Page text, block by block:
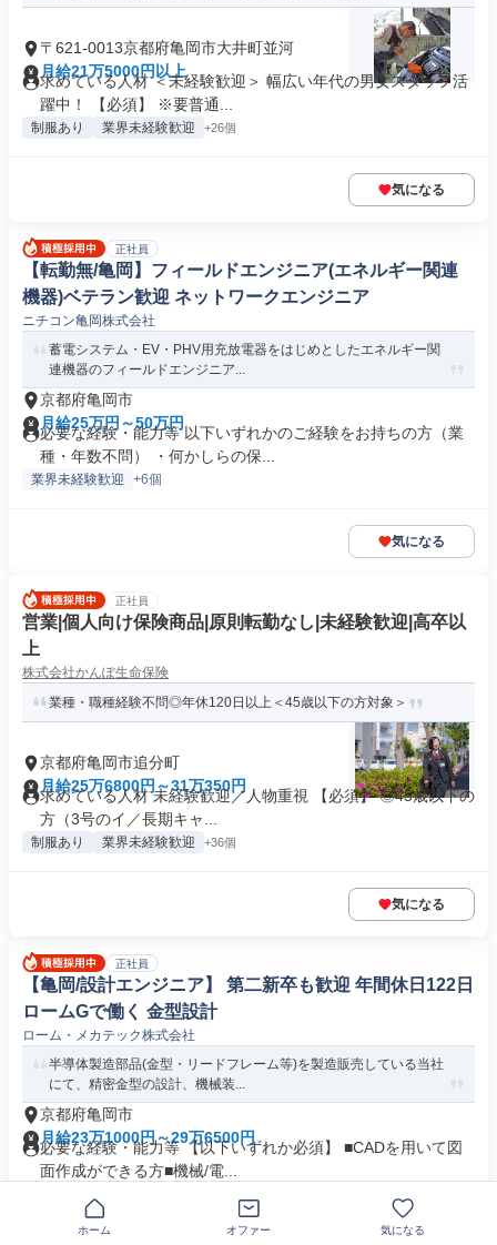
〒621-0013京都府亀岡市大井町並河
月給21万5000円以上
求めている人材 ＜未経験歓迎＞ 幅広い年代の男女スタッフ活
躍中！ 【必須】 ※要普通...
制服あり 業界未経験歓迎 +26個
気になる
正社員
【転勤無/亀岡】フィールドエンジニア(エネルギー関連
機器)ベテラン歓迎 ネットワークエンジニア
ニチコン亀岡株式会社
蓄電システム・EV・PHV用充放電器をはじめとしたエネルギー関
連機器のフィールドエンジニア...
京都府亀岡市
月給25万円～50万円
必要な経験・能力等 以下いずれかのご経験をお持ちの方（業
種・年数不問） ・何かしらの保...
業界未経験歓迎 +6個
気になる
正社員
営業|個人向け保険商品|原則転勤なし|未経験歓迎|高卒以
上
株式会社かんぽ生命保険
業種・職種経験不問◎年休120日以上＜45歳以下の方対象＞
京都府亀岡市追分町
月給25万6800円～31万350円
求めている人材 未経験歓迎／人物重視 【必須】 ◎45歳以下の
方（3号のイ／長期キャ...
制服あり 業界未経験歓迎 +36個
気になる
正社員
【亀岡/設計エンジニア】 第二新卒も歓迎 年間休日122日
ロームGで働く 金型設計
ローム・メカテック株式会社
半導体製造部品(金型・リードフレーム等)を製造販売している当社
にて、精密金型の設計、機械装...
京都府亀岡市
月給23万1000円～29万6500円
必要な経験・能力等 【以下いずれか必須】 ■CADを用いて図
面作成ができる方■機械/電...
ホーム オファー 気になる